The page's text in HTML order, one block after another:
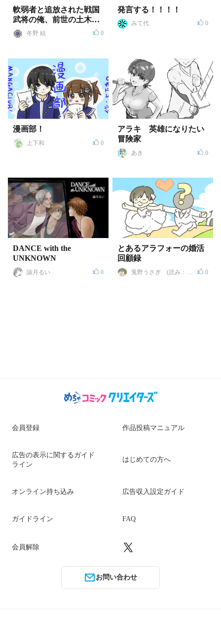
軟弱者と追放された戦国
武将の俺、前世の土木知
識で最強の黄金郷を作
る。
冬野 結 0
発言する！！！！
みて代 0
漫画部！
上下和 0
アラキ 英雄になりたい
冒険家
あき 0
DANCE with the
UNKNOWN
諭月るい 0
とあるアラフォーの婚活
回顧録
兎野うさぎ (読み：ト
0
会員登録 作品投稿マニュアル
広告の表示に関するガイド
ライン
はじめての方へ
オンライン持ち込み 広告収入設定ガイド
ガイドライン FAQ
会員解除
お問い合わせ